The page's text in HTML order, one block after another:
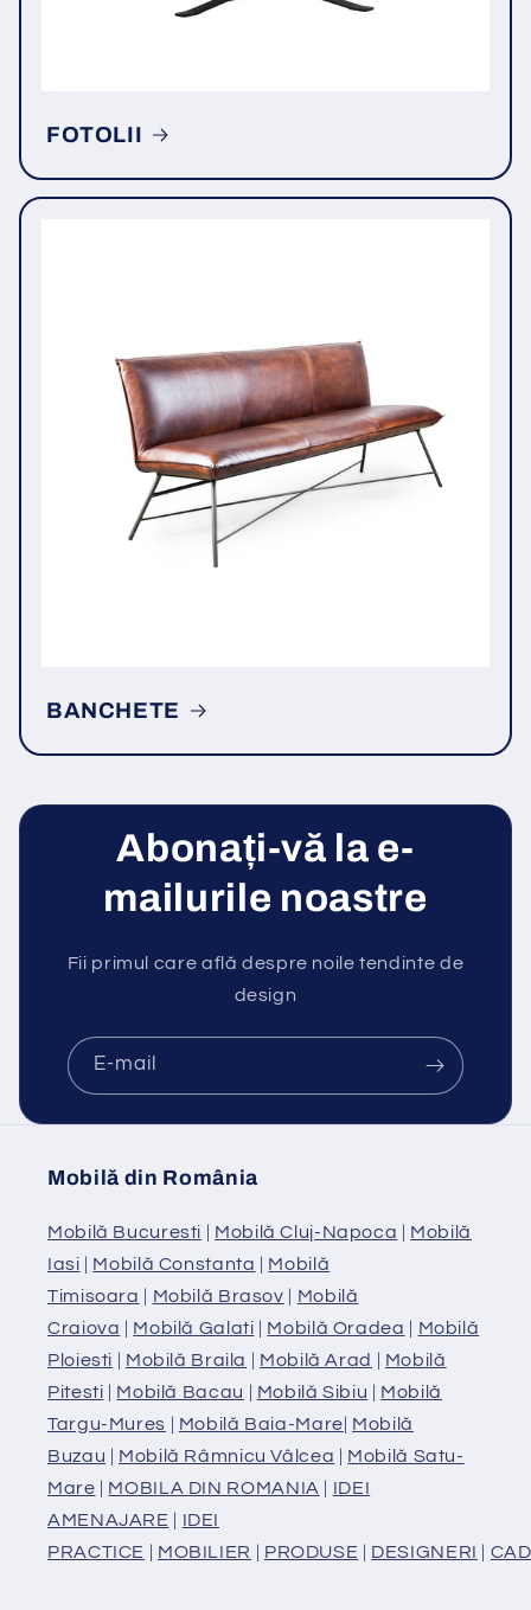
FOTOLII
BANCHETE
Abonați-vă la e-
mailurile noastre
Fii primul care află despre noile tendinte de
design
E-mail
Mobilă din România
Mobilă Bucuresti | Mobilă Cluj-Napoca | Mobilă
Iasi | Mobilă Constanta | Mobilă
Timisoara | Mobilă Brasov | Mobilă
Craiova | Mobilă Galati | Mobilă Oradea | Mobilă
Ploiesti | Mobilă Braila | Mobilă Arad | Mobilă
Pitesti | Mobilă Bacau | Mobilă Sibiu | Mobilă
Targu-Mures | Mobilă Baia-Mare| Mobilă
Buzau | Mobilă Râmnicu Vâlcea | Mobilă Satu-
Mare | MOBILA DIN ROMANIA | IDEI
AMENAJARE | IDEI
PRACTICE | MOBILIER | PRODUSE | DESIGNERI |